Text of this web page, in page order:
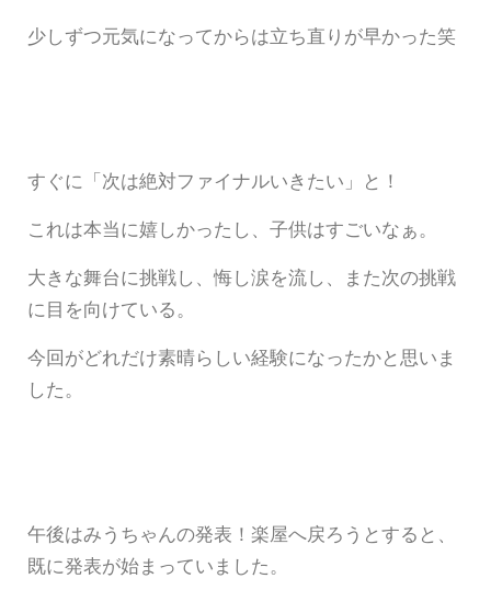
少しずつ元気になってからは立ち直りが早かった笑
すぐに「次は絶対ファイナルいきたい」と！
これは本当に嬉しかったし、子供はすごいなぁ。
大きな舞台に挑戦し、悔し涙を流し、また次の挑戦
に目を向けている。
今回がどれだけ素晴らしい経験になったかと思いま
した。
午後はみうちゃんの発表！楽屋へ戻ろうとすると、
既に発表が始まっていました。